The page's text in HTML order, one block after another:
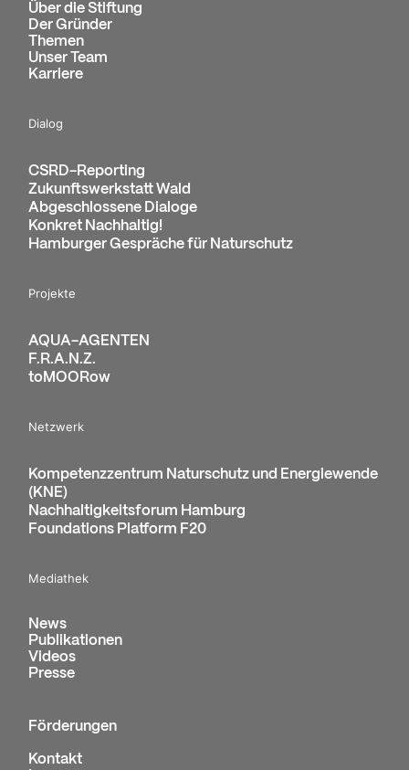
Über die Stiftung
Der Gründer
Themen
Unser Team
Karriere
Dialog
CSRD-Reporting
Zukunftswerkstatt Wald
Abgeschlossene Dialoge
Konkret Nachhaltig!
Hamburger Gespräche für Naturschutz
Projekte
AQUA-AGENTEN
F.R.A.N.Z.
toMOORow
Netzwerk
Kompetenzzentrum Naturschutz und Energiewende
(KNE)
Nachhaltigkeitsforum Hamburg
Foundations Platform F20
Mediathek
News
Publikationen
Videos
Presse
Förderungen
Kontakt